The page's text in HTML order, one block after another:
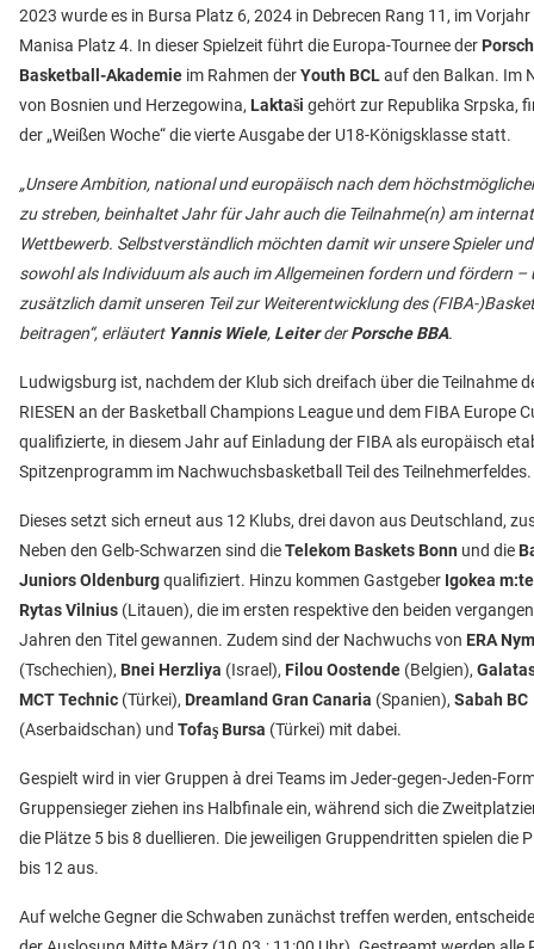
2023 wurde es in Bursa Platz 6, 2024 in Debrecen Rang 11, im Vorjahr
Manisa Platz 4. In dieser Spielzeit führt die Europa-Tournee der
Basketball-Akademie im Rahmen derYouth BCLauf den Balkan. Im
von Bosnien und Herzegowina, Laktaši gehört zur Republika Srpska,
der „Weißen Woche“ die vierte Ausgabe der U18-Königsklasse statt.
„Unsere Ambition, national und europäisch nach dem
zu streben, beinhaltet Jahr für Jahr auch die Teilnahme(n) am
Wettbewerb. Selbstverständlich möchten damit wir unsere Spieler
sowohl als Individuum als auch im Allgemeinen fordern und fördern –
zusätzlich damit unseren Teil zur Weiterentwicklung des (FIBA-
beitragen“, erläutert Yannis Wiele, LeiterderPorsche BBA.
Ludwigsburg ist, nachdem der Klub sich dreifach über die Teilnahme
RIESEN an der Basketball Champions League und dem FIBA Europe
qualifizierte, in diesem Jahr auf Einladung der FIBA als europäisch
Spitzenprogramm im Nachwuchsbasketball Teil des Teilnehmerfeldes.
Dieses setzt sich erneut aus 12 Klubs, drei davon aus Deutschland,
Neben den Gelb-Schwarzen sind dieTelekom Baskets Bonn und die
Juniors Oldenburgqualifiziert. Hinzu kommen Gastgeber Igokea
Rytas Vilnius (Litauen), die im ersten respektive den beiden
Jahren den Titel gewannen. Zudem sind der Nachwuchs von ERA
(Tschechien), Bnei Herzliya (Israel), Filou Oostende (Belgien),
MCT Technic (Türkei), Dreamland Gran Canaria (Spanien), Sabah BC
(Aserbaidschan) und Tofaş Bursa (Türkei) mit dabei.
Gespielt wird in vier Gruppen à drei Teams im Jeder-gegen-Jeden-
Gruppensieger ziehen ins Halbfinale ein, während sich die
die Plätze 5 bis 8 duellieren. Die jeweiligen Gruppendritten spielen die
bis 12 aus.
Auf welche Gegner die Schwaben zunächst treffen werden,